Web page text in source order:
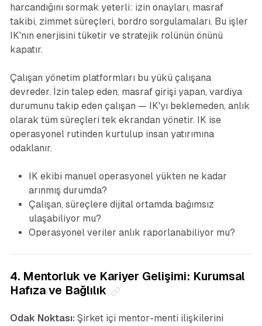
harcandığını sormak yeterli: izin onayları, masraf
takibi, zimmet süreçleri, bordro sorgulamaları. Bu işler
IK'nın enerjisini tüketir ve stratejik rolünün önünü
kapatır.
Çalışan yönetim platformları bu yükü çalışana
devreder. İzin talep eden, masraf girişi yapan, vardiya
durumunu takip eden çalışan — IK'yı beklemeden, anlık
olarak tüm süreçleri tek ekrandan yönetir. IK ise
operasyonel rutinden kurtulup insan yatırımına
odaklanır.
IK ekibi manuel operasyonel yükten ne kadar
arınmış durumda?
Çalışan, süreçlere dijital ortamda bağımsız
ulaşabiliyor mu?
Operasyonel veriler anlık raporlanabiliyor mu?
4. Mentorluk ve Kariyer Gelişimi: Kurumsal
Hafıza ve Bağlılık
Odak Noktası: Şirket içi mentor-menti ilişkilerini